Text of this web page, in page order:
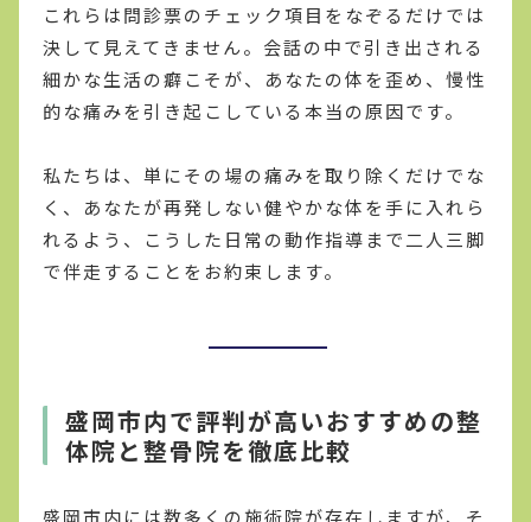
これらは問診票のチェック項目をなぞるだけでは
決して見えてきません。会話の中で引き出される
細かな生活の癖こそが、あなたの体を歪め、慢性
的な痛みを引き起こしている本当の原因です。
私たちは、単にその場の痛みを取り除くだけでな
く、あなたが再発しない健やかな体を手に入れら
れるよう、こうした日常の動作指導まで二人三脚
で伴走することをお約束します。
盛岡市内で評判が高いおすすめの整
体院と整骨院を徹底比較
盛岡市内には数多くの施術院が存在しますが、そ